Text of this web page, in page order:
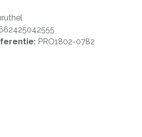
PRO1802-0782